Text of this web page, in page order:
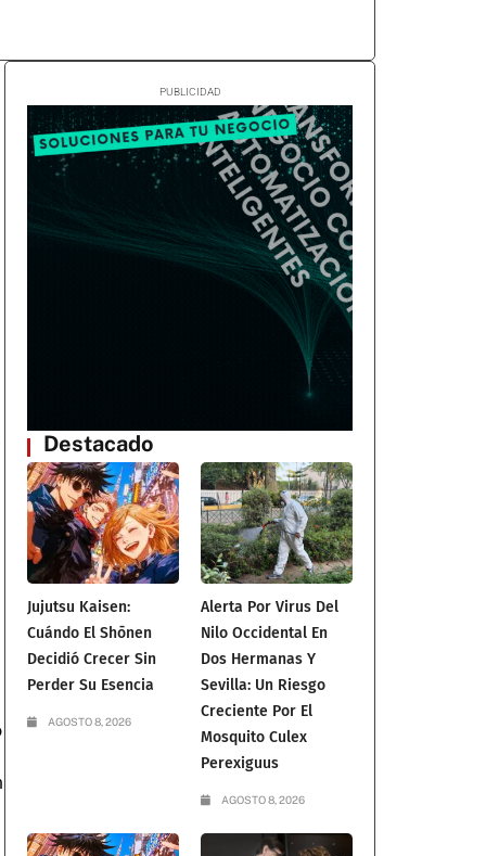
Destacado
Jujutsu Kaisen:
Cuándo El Shōnen
Decidió Crecer Sin
Perder Su Esencia
AGOSTO 8, 2026
Alerta Por Virus Del
Nilo Occidental En
Dos Hermanas Y
Sevilla: Un Riesgo
Creciente Por El
Mosquito Culex
Perexiguus
AGOSTO 8, 2026